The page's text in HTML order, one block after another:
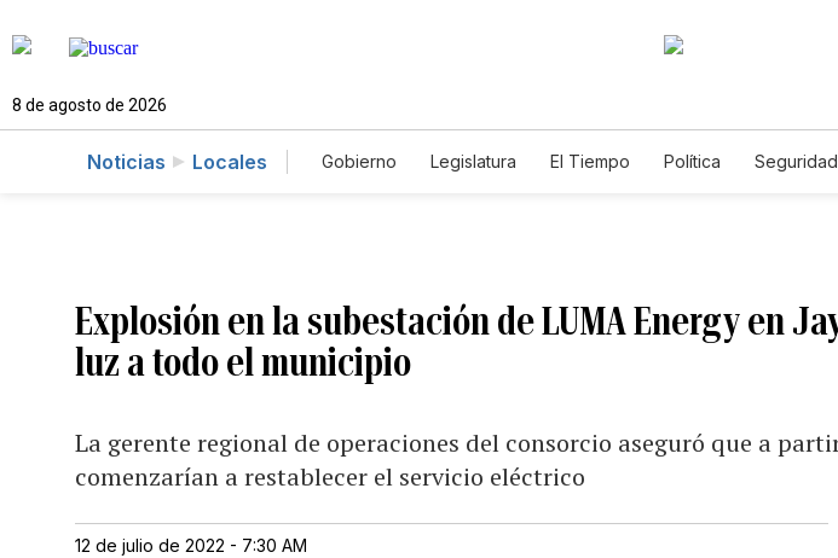
8 de agosto de 2026
Noticias Locales Gobierno Legislatura El Tiempo Política Seguridad
Explosión en la subestación de LUMA Energy en
luz a todo el municipio
La gerente regional de operaciones del consorcio aseguró que a
comenzarían a restablecer el servicio eléctrico
12 de julio de 2022 - 7:30 AM